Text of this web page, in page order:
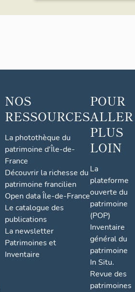
NOS
RESSOURCES
La photothèque du
patrimoine d'Île-de-
France
Découvrir la richesse du
patrimoine francilien
Open data Île-de-France
Le catalogue des
publications
La newsletter
Patrimoines et
Inventaire
POUR
ALLER
PLUS
LOIN
La
plateforme
ouverte du
patrimoine
(POP)
Inventaire
général du
patrimoine
In Situ.
Revue des
patrimoines